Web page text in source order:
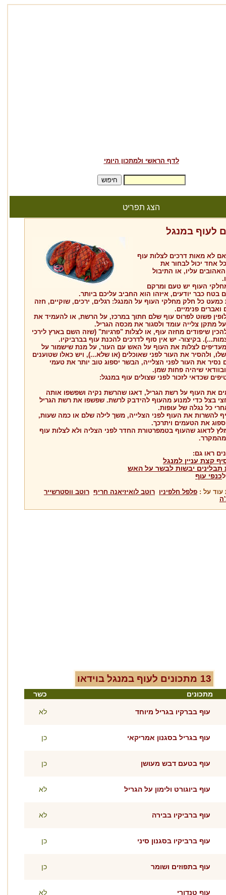
לדף הראשי ולמתכון היומי
הצג תפריט
לעוף במנגל
לא מאות דרכים לצלות עוף
אחד יכול לבחור את
עליו, או התיבול
העוף יש טעם ומרקם
בטח כבר יודעים, איזהו הוא החביב עליכם ביותר.
כמעט כל חלק מחלקי העוף על המנגל: רגלים, ירכים, שוקיים, חזה
ואברים פנימיים.
פשוט לפרוס עוף שלם חתוך במרכז, על הרשת, או להעמיד את
על מתקן צלייה עומד ולסגור את מכסה הגריל.
שיפודים מחזה עוף, או לצלות "פרגיות" (שזה השם בארץ לירכי
בקיצור- יש אין סוף לדרכים להכנת עוף בברביקיו.
לצלות את העוף על האש עם העור, על מנת שישמור על
ולהסיר את העור לפני שאוכלים (או שלא...), ויש כאלו שטוענים
נסיר את העור לפני הצלייה, הבשר יספוג טוב יותר את טעמי
שיהיה פחות שמן.
שכדאי לזכור לפני שצולים עוף במנגל:
את העוף על רשת הגריל, דאגו שהרשת נקיה ושפשפו אותה
בצל כדי למנוע מהעוף להידבק לרשת. שפשפו את רשת הגריל
כל נגלה של עופות.
להשרות את העוף לפני הצלייה, משך לילה שלם או כמה שעות,
את הטעמים ויתרכך.
לדאוג שהעוף בטמפרטורת החדר לפני הצליה ולא לצלות עוף
ראו גם:
קצת עניין למנגל
תבלינים יבשות לבשר על האש
כנפי עוף
עוד על : פלפל חלפיניו רוטב לואיזיאנה חריף רוטב ווסטרשייר
13 מתכונים לעוף במנגל בוידאו
מתכונים כשר
עוף בברקיו בגריל מיוחד לא
עוף בגריל בסגנון אמריקאי כן
עוף בטעם דבש מעושן כן
עוף ביוגורט ולימון על הגריל לא
עוף ברביקיו בבירה לא
עוף ברביקיו בסגנון סיני כן
עוף בתפוזים ושומר כן
עוף טנדורי לא